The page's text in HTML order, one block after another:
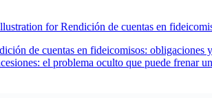
de cuentas en fideicomisos: obligaciones
el problema oculto que puede frenar